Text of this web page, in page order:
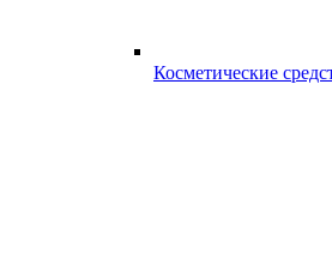
Косметические